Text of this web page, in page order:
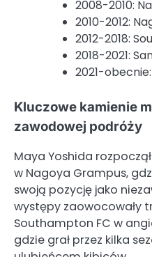
2008-2010:
2010-2012:
2012-2018:
2018-2021:
2021-
Kluczowe kamienie
zawodowej podróży
Maya Yoshida
w Nagoya Grampus,
swoją pozycję jako
występy zaowocowały
Southampton FC w
gdzie grał przez kilka